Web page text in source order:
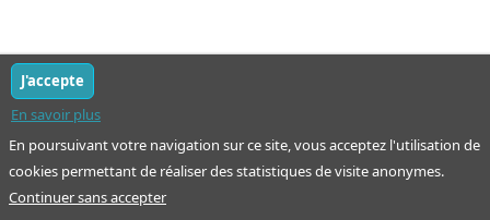
En poursuivant votre navigation sur ce site, vous acceptez l'utilisation de
cookies permettant de réaliser des statistiques de visite anonymes.
En savoir plus
J'accepte
Continuer sans accepter